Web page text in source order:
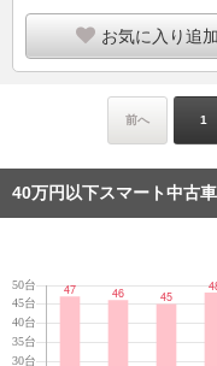
お気に入り追加
前へ 1
40万円以下スマート中古